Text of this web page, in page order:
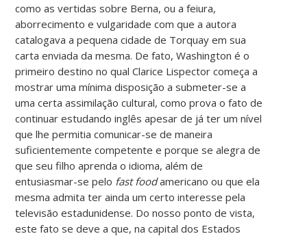
como as vertidas sobre Berna, ou a feiura,
aborrecimento e vulgaridade com que a autora
catalogava a pequena cidade de Torquay em sua
carta enviada da mesma. De fato, Washington é o
primeiro destino no qual Clarice Lispector começa a
mostrar uma mínima disposição a submeter-se a
uma certa assimilação cultural, como prova o fato de
continuar estudando inglês apesar de já ter um nível
que lhe permitia comunicar-se de maneira
suficientemente competente e porque se alegra de
que seu filho aprenda o idioma, além de
entusiasmar-se pelo fast foodamericano ou que ela
mesma admita ter ainda um certo interesse pela
televisão estadunidense. Do nosso ponto de vista,
este fato se deve a que, na capital dos Estados